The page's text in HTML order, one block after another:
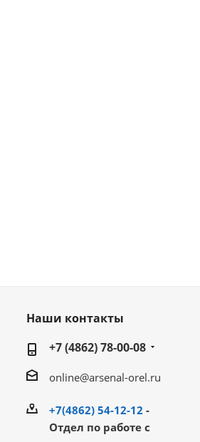
Наши контакты
+7 (4862) 78-00-08
online@arsenal-orel.ru
+7(4862) 54-12-12 -
Отдел по работе с